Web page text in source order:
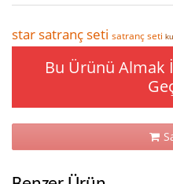
star satranç seti satranç seti
Bu Ürünü Almak